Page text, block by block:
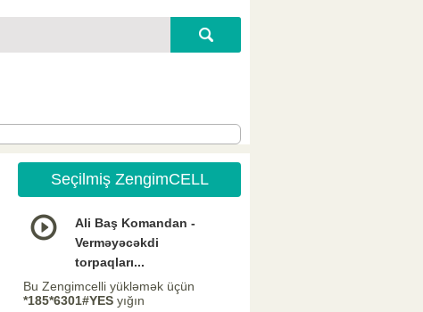
Seçilmiş ZengimCELL
Ali Baş Komandan -
Verməyəcəkdi
torpaqları...
Bu Zengimcelli yükləmək üçün
*185*6301#YES yığın